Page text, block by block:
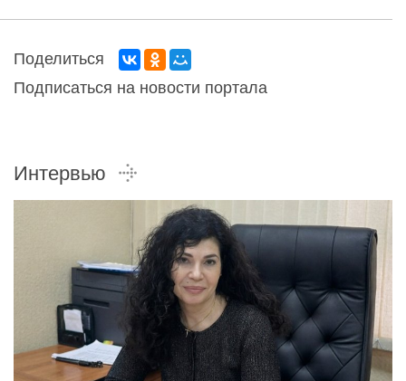
Поделиться
Подписаться на новости портала
Интервью